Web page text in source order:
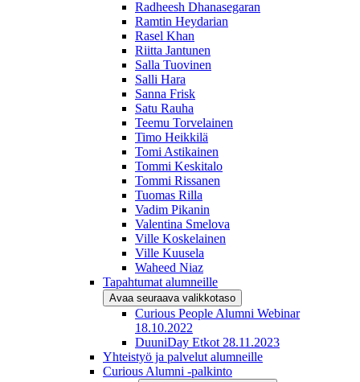
Radheesh Dhanasegaran
Ramtin Heydarian
Rasel Khan
Riitta Jantunen
Salla Tuovinen
Salli Hara
Sanna Frisk
Satu Rauha
Teemu Torvelainen
Timo Heikkilä
Tomi Astikainen
Tommi Keskitalo
Tommi Rissanen
Tuomas Rilla
Vadim Pikanin
Valentina Smelova
Ville Koskelainen
Ville Kuusela
Waheed Niaz
Tapahtumat alumneille
Avaa seuraava valikkotaso
Curious People Alumni Webinar
18.10.2022
DuuniDay Etkot 28.11.2023
Yhteistyö ja palvelut alumneille
Curious Alumni -palkinto